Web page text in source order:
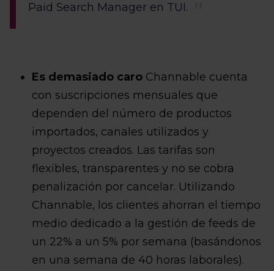
Paid Search Manager en TUI.
Es demasiado caro Channable cuenta
con suscripciones mensuales que
dependen del número de productos
importados, canales utilizados y
proyectos creados. Las tarifas son
flexibles, transparentes y no se cobra
penalización por cancelar. Utilizando
Channable, los clientes ahorran el tiempo
medio dedicado a la gestión de feeds de
un 22% a un 5% por semana (basándonos
en una semana de 40 horas laborales).